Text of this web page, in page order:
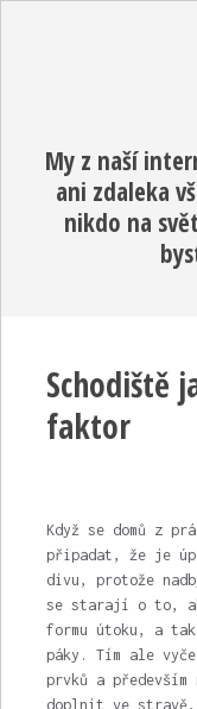
My z naší
ani zdaleka
nikdo na
Schodiště
faktor
Když se domů z
připadat, že je
divu, protože
se starají o to,
formu útoku, a
páky. Tím ale
prvků a
doplnit ve stravě,